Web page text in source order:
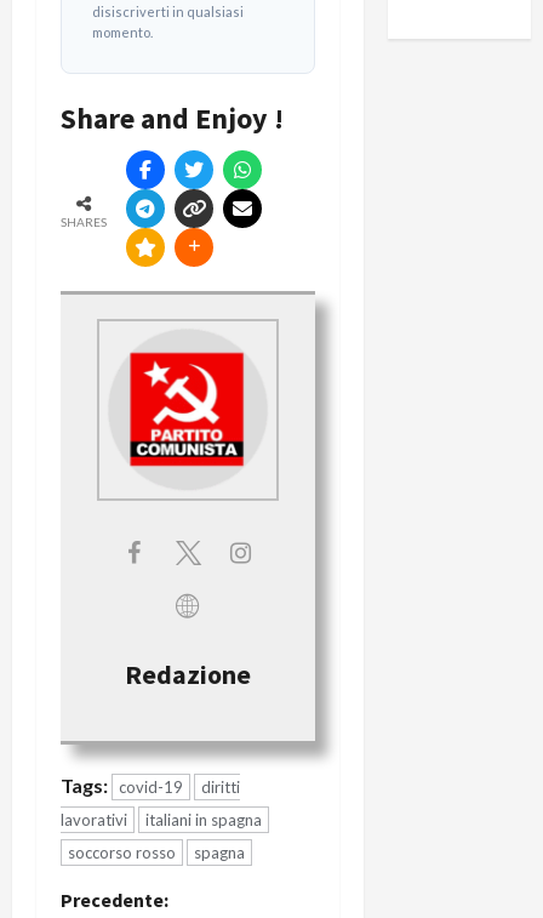
disiscriverti in qualsiasi
momento.
Share and Enjoy !
SHARES
Redazione
Tags: covid-19
diritti
lavorativi
italiani in spagna
soccorso rosso
spagna
Precedente: